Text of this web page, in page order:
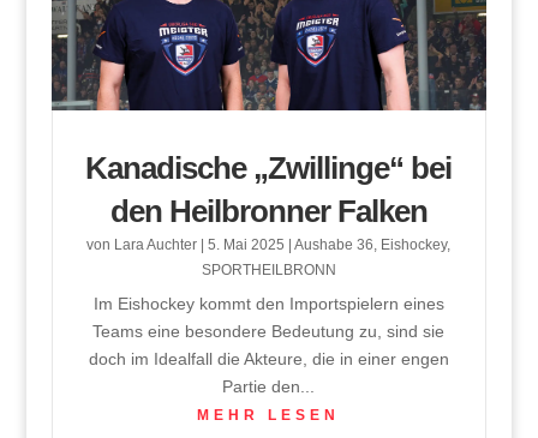
Kanadische „Zwillinge“ bei
den Heilbronner Falken
von Lara Auchter |5. Mai 2025 |Aushabe 36 Eishockey,
SPORTHEILBRONN
Im Eishockey kommt den Importspielern eines
Teams eine besondere Bedeutung zu, sind sie
doch im Idealfall die Akteure, die in einer engen
Partie den...
MEHR LESEN